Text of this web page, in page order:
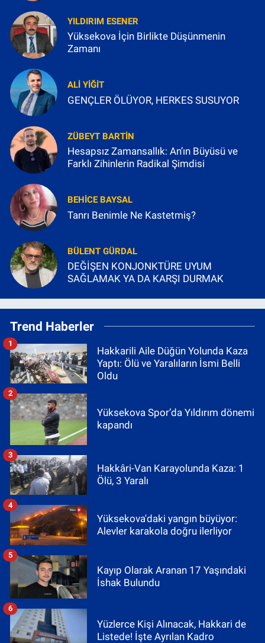
YILDIRIM ESENER
Yüksekova İçin Birlikte Düşünmenin
Zamanı
ALI YIĞIT
GENÇLER ÖLÜYOR, HERKES SUSUYOR
ZÜBEYT BARTIN
Hesapsız Zamansallık: An’ın Büyüsü ve
Farklı Zihinlerin Radikal Şimdisi
BEHICE BAYSAL
Tanrı Benimle Ne Kastetmiş?
BÜLENT GÜRDAL
DEĞİŞEN KONJONKTÜRE UYUM
SAĞLAMAK YA DA KARŞI DURMAK
Trend Haberler
Hakkarili Aile Düğün Yolunda Kaza
Yaptı: Ölü ve Yaralıların İsmi Belli
Oldu
1
Yüksekova Spor’da Yıldırım dönemi
kapandı
2
Hakkâri-Van Karayolunda Kaza: 1
Ölü, 3 Yaralı
3
Yüksekova'daki yangın büyüyor:
Alevler karakola doğru ilerliyor
4
Kayıp Olarak Aranan 17 Yaşındaki
İshak Bulundu
5
Yüzlerce Kişi Alınacak, Hakkari de
Listede! İşte Ayrılan Kadro
6